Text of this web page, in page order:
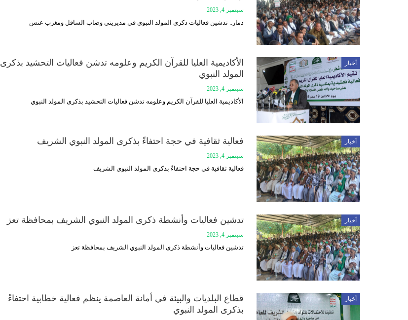
سبتمبر 4, 2023
ذمار.. تدشين فعاليات ذكرى المولد النبوي في مديريتي وصاب السافل ومغرب عنس
أخبار
الأكاديمية العليا للقرآن الكريم وعلومه تدشن فعاليات التحشيد بذكرى
المولد النبوي
سبتمبر 4, 2023
الأكاديمية العليا للقرآن الكريم وعلومه تدشن فعاليات التحشيد بذكرى المولد النبوي
أخبار فعالية ثقافية في حجة احتفاءً بذكرى المولد النبوي الشريف
سبتمبر 4, 2023
فعالية ثقافية في حجة احتفاءً بذكرى المولد النبوي الشريف
أخبار تدشين فعاليات وأنشطة ذكرى المولد النبوي الشريف بمحافظة تعز
سبتمبر 4, 2023
تدشين فعاليات وأنشطة ذكرى المولد النبوي الشريف بمحافظة تعز
أخبار
قطاع البلديات والبيئة في أمانة العاصمة ينظم فعالية خطابية احتفاءً
بذكرى المولد النبوي